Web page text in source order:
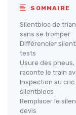
SOMMAIRE
Silentbloc de
sans se tromper
Différencier
tests
Usure des
raconte le train
Inspection au
silentblocs
Remplacer le
devis